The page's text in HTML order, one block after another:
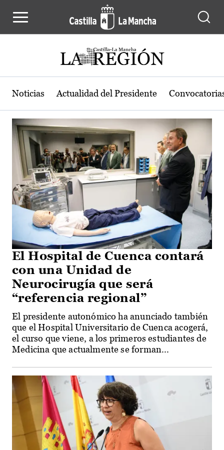
Actualidad de la región de Castilla-
Noticias Actualidad del Presidente
El Hospital de Cuenca contará
con una Unidad de
Neurocirugía que será
“referencia regional”
El presidente autonómico ha anunciado también
que el Hospital Universitario de Cuenca acogerá,
el curso que viene, a los primeros estudiantes de
Medicina que actualmente se forman...